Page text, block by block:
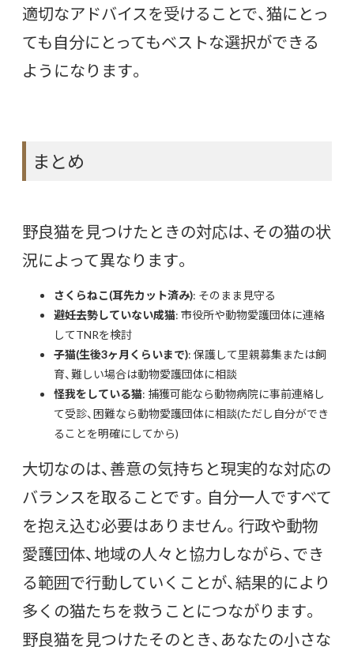
適切なアドバイスを受けることで、猫にとっ
ても自分にとってもベストな選択ができる
ようになります。
まとめ
野良猫を見つけたときの対応は、その猫の状
況によって異なります。
さくらねこ(耳先カット済み): そのまま見守る
避妊去勢していない成猫: 市役所や動物愛護団体に連絡
してTNRを検討
子猫(生後3ヶ月くらいまで): 保護して里親募集または飼
育、難しい場合は動物愛護団体に相談
怪我をしている猫: 捕獲可能なら動物病院に事前連絡し
て受診、困難なら動物愛護団体に相談(ただし自分ができ
ることを明確にしてから)
大切なのは、善意の気持ちと現実的な対応の
バランスを取ることです。自分一人ですべて
を抱え込む必要はありません。行政や動物
愛護団体、地域の人々と協力しながら、でき
る範囲で行動していくことが、結果的により
多くの猫たちを救うことにつながります。
野良猫を見つけたそのとき、あなたの小さな